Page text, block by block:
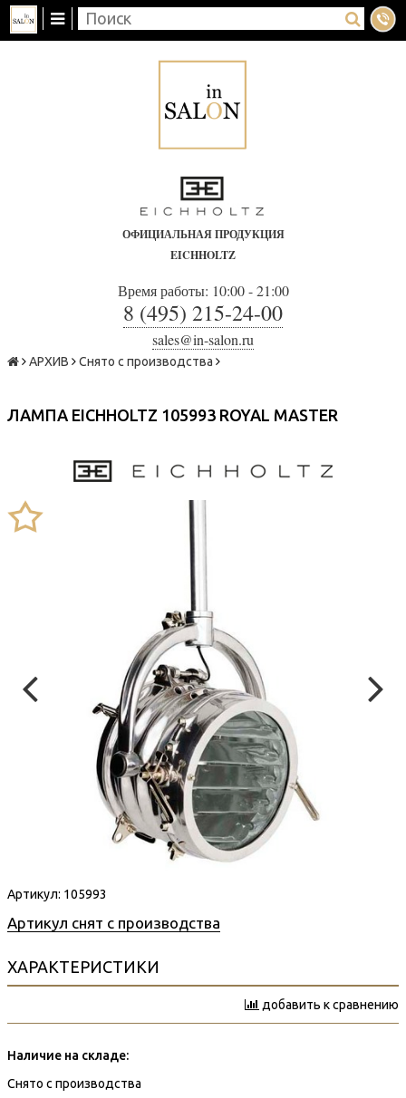
ОФИЦИАЛЬНАЯ ПРОДУКЦИЯ
EICHHOLTZ
Время работы: 10:00 - 21:00
8 (495) 215-24-00
sales@in-salon.ru
АРХИВ Снято с производства
ЛАМПА EICHHOLTZ 105993 ROYAL MASTER
Артикул: 105993
Артикул снят с производства
ХАРАКТЕРИСТИКИ
добавить к сравнению
Наличие на складе:
Снято с производства